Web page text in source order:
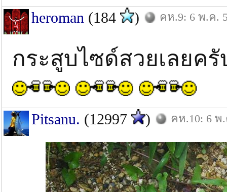
heroman (184 ) คห.9: 6 พ.ค.
กระสูบไซด์สวยเลยค
Pitsanu. (12997 ) คห.10: 6 พ